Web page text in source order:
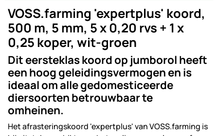
VOSS.farming 'expertplus' koord,
500 m, 5 mm, 5 x 0,20 rvs + 1 x
0,25 koper, wit-groen
Dit eersteklas koord op jumborol heeft
een hoog geleidingsvermogen en is
ideaal om alle gedomesticeerde
diersoorten betrouwbaar te
omheinen.
Het afrasteringskoord 'expertplus' van VOSS.farming is